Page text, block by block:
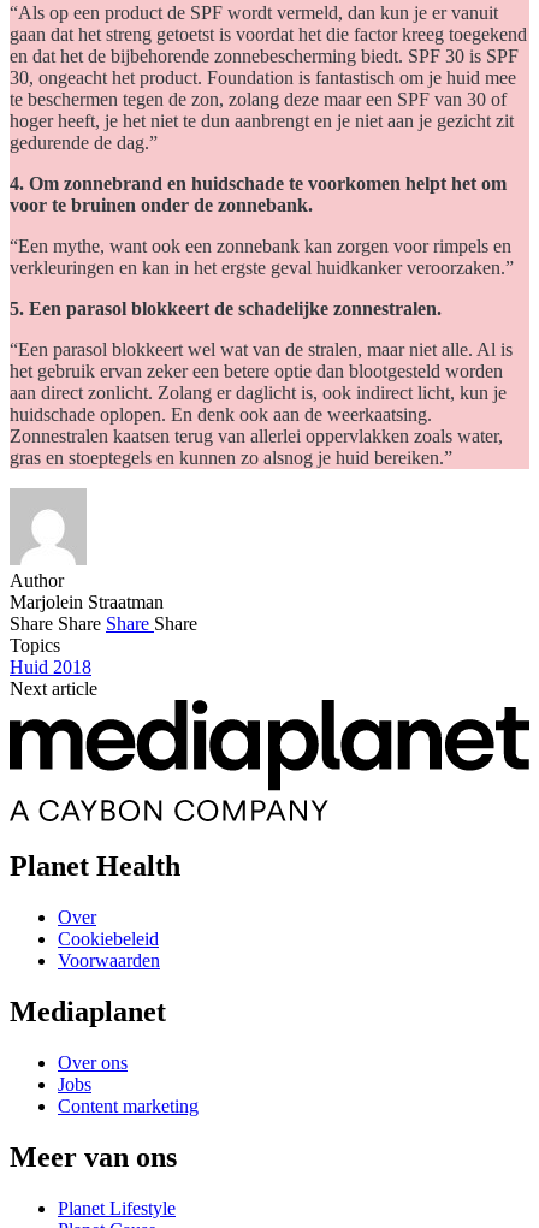
“Als op een product de SPF wordt vermeld, dan kun je er vanuit
gaan dat het streng getoetst is voordat het die factor kreeg toegekend
en dat het de bijbehorende zonnebescherming biedt. SPF 30 is SPF
30, ongeacht het product. Foundation is fantastisch om je huid mee
te beschermen tegen de zon, zolang deze maar een SPF van 30 of
hoger heeft, je het niet te dun aanbrengt en je niet aan je gezicht zit
gedurende de dag.”
4. Om zonnebrand en huidschade te voorkomen helpt het om
voor te bruinen onder de zonnebank.
“Een mythe, want ook een zonnebank kan zorgen voor rimpels en
verkleuringen en kan in het ergste geval huidkanker veroorzaken.”
5. Een parasol blokkeert de schadelijke zonnestralen.
“Een parasol blokkeert wel wat van de stralen, maar niet alle. Al is
het gebruik ervan zeker een betere optie dan blootgesteld worden
aan direct zonlicht. Zolang er daglicht is, ook indirect licht, kun je
huidschade oplopen. En denk ook aan de weerkaatsing.
Zonnestralen kaatsen terug van allerlei oppervlakken zoals water,
gras en stoeptegels en kunnen zo alsnog je huid bereiken.”
Author
Marjolein Straatman
Share Share Share Share
Topics
Huid 2018
Next article
Planet Health
Over
Cookiebeleid
Voorwaarden
Mediaplanet
Over ons
Jobs
Content marketing
Meer van ons
Planet Lifestyle